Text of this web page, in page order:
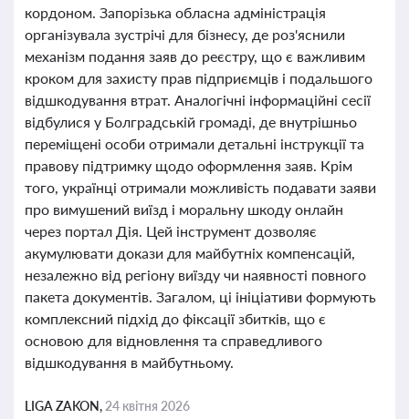
кордоном. Запорізька обласна адміністрація
організувала зустрічі для бізнесу, де роз'яснили
механізм подання заяв до реєстру, що є важливим
кроком для захисту прав підприємців і подальшого
відшкодування втрат. Аналогічні інформаційні сесії
відбулися у Болградській громаді, де внутрішньо
переміщені особи отримали детальні інструкції та
правову підтримку щодо оформлення заяв. Крім
того, українці отримали можливість подавати заяви
про вимушений виїзд і моральну шкоду онлайн
через портал Дія. Цей інструмент дозволяє
акумулювати докази для майбутніх компенсацій,
незалежно від регіону виїзду чи наявності повного
пакета документів. Загалом, ці ініціативи формують
комплексний підхід до фіксації збитків, що є
основою для відновлення та справедливого
відшкодування в майбутньому.
LIGA ZAKON, 24 квітня 2026